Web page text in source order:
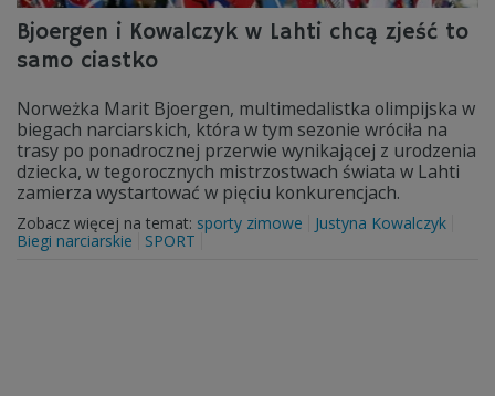
Bjoergen i Kowalczyk w Lahti chcą zjeść to
samo ciastko
Norweżka Marit Bjoergen, multimedalistka olimpijska w
biegach narciarskich, która w tym sezonie wróciła na
trasy po ponadrocznej przerwie wynikającej z urodzenia
dziecka, w tegorocznych mistrzostwach świata w Lahti
zamierza wystartować w pięciu konkurencjach.
Zobacz więcej na temat: sporty zimowe
Justyna Kowalczyk
Biegi narciarskie
SPORT